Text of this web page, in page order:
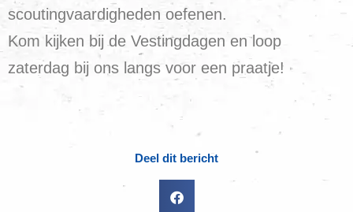
scoutingvaardigheden oefenen.
Kom kijken bij de Vestingdagen en loop
zaterdag bij ons langs voor een praatje!
Deel dit bericht